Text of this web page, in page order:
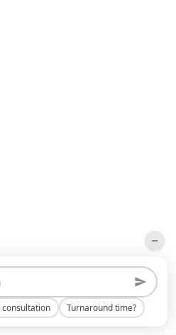
consultation Turnaround time?